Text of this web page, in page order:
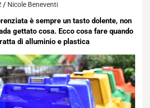
Nicole Beneventi
è sempre un tasto dolente, non
gettato cosa. Ecco cosa fare quando
di alluminio e plastica